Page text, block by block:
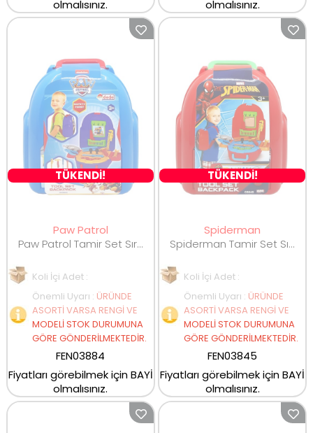
olmalısınız.
olmalısınız.
TÜKENDİ!
Paw Patrol
Paw Patrol Tamir Set Sırt Çantası 03884
Koli İçi Adet :
Önemli Uyarı : ÜRÜNDE
ASORTİ VARSA RENGİ VE
MODELİ STOK DURUMUNA
GÖRE GÖNDERİLMEKTEDİR.
FEN03884
Fiyatları görebilmek için BAYİ
olmalısınız.
TÜKENDİ!
Spiderman
Spiderman Tamir Set Sırt Çantası 03845
Koli İçi Adet :
Önemli Uyarı : ÜRÜNDE
ASORTİ VARSA RENGİ VE
MODELİ STOK DURUMUNA
GÖRE GÖNDERİLMEKTEDİR.
FEN03845
Fiyatları görebilmek için BAYİ
olmalısınız.